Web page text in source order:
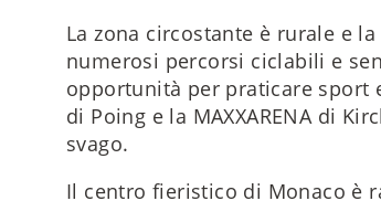
La zona circostante è rurale e
numerosi percorsi ciclabili e
opportunità per praticare sport
di Poing e la MAXXARENA di
svago.
Il centro fieristico di Monaco è